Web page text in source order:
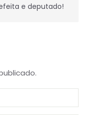
e deputado!